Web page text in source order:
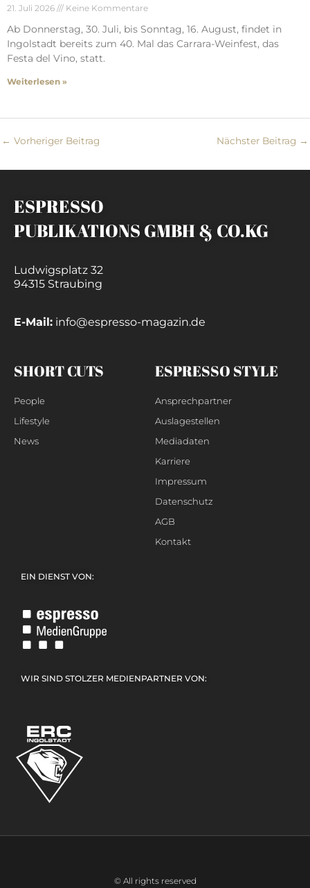
21. Juli 2026 Keine Kommentare
Ab Donnerstag, 30. Juli, bis Sonntag, 16. August, findet in
Ingolstadt bereits zum 40. Mal das Carrara-Weinfest, das
Festa del Vino, statt.
Weiterlesen »
← Vorheriger Beitrag Nächster Beitrag →
ESPRESSO
PUBLIKATIONS GMBH & CO.KG
Ludwigsplatz 32
94315 Straubing
E-Mail: info@espresso-magazin.de
SHORT CUTS
People
Lifestyle
News
ESPRESSO STYLE
Ansprechpartner
Auslagestellen
Mediadaten
Karriere
Impressum
Datenschutz
AGB
Kontakt
EIN DIENST VON:
WIR SIND STOLZER MEDIENPARTNER VON:
© All rights reserved